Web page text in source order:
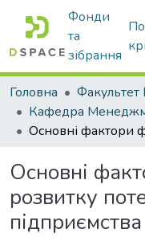
Фонди
та
зібрання
Головна
Основні
розвитку
підприємства